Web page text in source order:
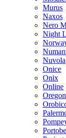
Murus
Naxos
Nero
Night
Nuvola
Onice
Onix
Online
Oregon